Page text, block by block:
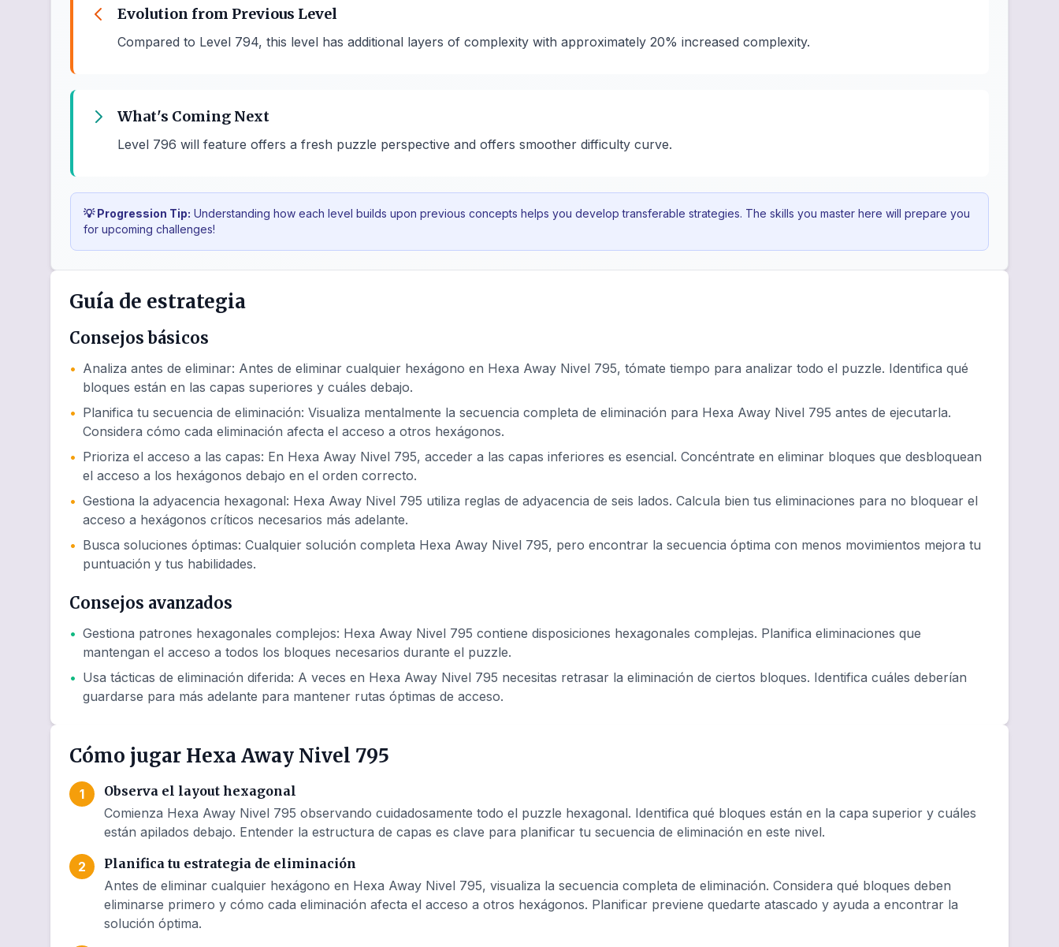
Evolution from Previous Level
Compared to Level 794, this level has additional layers of complexity with approximately 20% increased complexity.
What's Coming Next
Level 796 will feature offers a fresh puzzle perspective and offers smoother difficulty curve.
💡 Progression Tip: Understanding how each level builds upon previous concepts helps you develop transferable strategies. The skills you master here will prepare you
for upcoming challenges!
Guía de estrategia
Consejos básicos
• Analiza antes de eliminar: Antes de eliminar cualquier hexágono en Hexa Away Nivel 795, tómate tiempo para analizar todo el puzzle. Identifica qué
bloques están en las capas superiores y cuáles debajo.
• Planifica tu secuencia de eliminación: Visualiza mentalmente la secuencia completa de eliminación para Hexa Away Nivel 795 antes de ejecutarla.
Considera cómo cada eliminación afecta el acceso a otros hexágonos.
• Prioriza el acceso a las capas: En Hexa Away Nivel 795, acceder a las capas inferiores es esencial. Concéntrate en eliminar bloques que desbloquean
el acceso a los hexágonos debajo en el orden correcto.
• Gestiona la adyacencia hexagonal: Hexa Away Nivel 795 utiliza reglas de adyacencia de seis lados. Calcula bien tus eliminaciones para no bloquear el
acceso a hexágonos críticos necesarios más adelante.
• Busca soluciones óptimas: Cualquier solución completa Hexa Away Nivel 795, pero encontrar la secuencia óptima con menos movimientos mejora tu
puntuación y tus habilidades.
Consejos avanzados
• Gestiona patrones hexagonales complejos: Hexa Away Nivel 795 contiene disposiciones hexagonales complejas. Planifica eliminaciones que
mantengan el acceso a todos los bloques necesarios durante el puzzle.
• Usa tácticas de eliminación diferida: A veces en Hexa Away Nivel 795 necesitas retrasar la eliminación de ciertos bloques. Identifica cuáles deberían
guardarse para más adelante para mantener rutas óptimas de acceso.
Cómo jugar Hexa Away Nivel 795
1
Observa el layout hexagonal
Comienza Hexa Away Nivel 795 observando cuidadosamente todo el puzzle hexagonal. Identifica qué bloques están en la capa superior y cuáles
están apilados debajo. Entender la estructura de capas es clave para planificar tu secuencia de eliminación en este nivel.
2
Planifica tu estrategia de eliminación
Antes de eliminar cualquier hexágono en Hexa Away Nivel 795, visualiza la secuencia completa de eliminación. Considera qué bloques deben
eliminarse primero y cómo cada eliminación afecta el acceso a otros hexágonos. Planificar previene quedarte atascado y ayuda a encontrar la
solución óptima.